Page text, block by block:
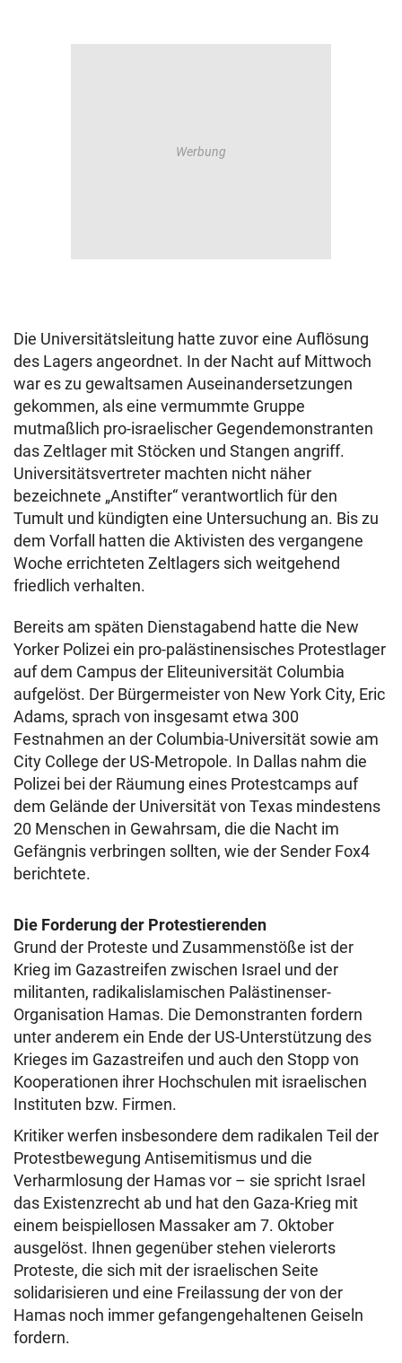
Die Universitätsleitung hatte zuvor eine Auflösung
des Lagers angeordnet. In der Nacht auf Mittwoch
war es zu gewaltsamen Auseinandersetzungen
gekommen, als eine vermummte Gruppe
mutmaßlich pro-israelischer Gegendemonstranten
das Zeltlager mit Stöcken und Stangen angriff.
Universitätsvertreter machten nicht näher
bezeichnete „Anstifter“ verantwortlich für den
Tumult und kündigten eine Untersuchung an. Bis zu
dem Vorfall hatten die Aktivisten des vergangene
Woche errichteten Zeltlagers sich weitgehend
friedlich verhalten.
Bereits am späten Dienstagabend hatte die New
Yorker Polizei ein pro-palästinensisches Protestlager
auf dem Campus der Eliteuniversität Columbia
aufgelöst. Der Bürgermeister von New York City, Eric
Adams, sprach von insgesamt etwa 300
Festnahmen an der Columbia-Universität sowie am
City College der US-Metropole. In Dallas nahm die
Polizei bei der Räumung eines Protestcamps auf
dem Gelände der Universität von Texas mindestens
20 Menschen in Gewahrsam, die die Nacht im
Gefängnis verbringen sollten, wie der Sender Fox4
berichtete.
Die Forderung der Protestierenden
Grund der Proteste und Zusammenstöße ist der
Krieg im Gazastreifen zwischen Israel und der
militanten, radikalislamischen Palästinenser-
Organisation Hamas. Die Demonstranten fordern
unter anderem ein Ende der US-Unterstützung des
Krieges im Gazastreifen und auch den Stopp von
Kooperationen ihrer Hochschulen mit israelischen
Instituten bzw. Firmen.
Kritiker werfen insbesondere dem radikalen Teil der
Protestbewegung Antisemitismus und die
Verharmlosung der Hamas vor – sie spricht Israel
das Existenzrecht ab und hat den Gaza-Krieg mit
einem beispiellosen Massaker am 7. Oktober
ausgelöst. Ihnen gegenüber stehen vielerorts
Proteste, die sich mit der israelischen Seite
solidarisieren und eine Freilassung der von der
Hamas noch immer gefangengehaltenen Geiseln
fordern.